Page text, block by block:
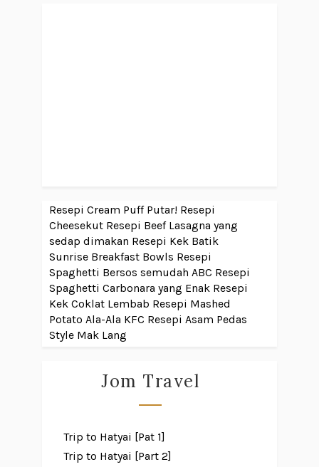
Resepi Cream Puff Putar! Resepi
Cheesekut Resepi Beef Lasagna yang
sedap dimakan Resepi Kek Batik
Sunrise Breakfast Bowls Resepi
Spaghetti Bersos semudah ABC Resepi
Spaghetti Carbonara yang Enak Resepi
Kek Coklat Lembab Resepi Mashed
Potato Ala-Ala KFC Resepi Asam Pedas
Style Mak Lang
Jom Travel
Trip to Hatyai [Pat 1]
Trip to Hatyai [Part 2]